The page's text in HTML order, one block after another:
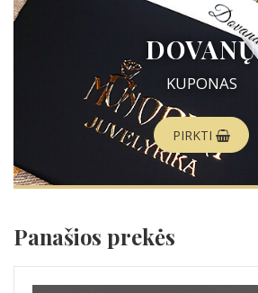
DOVANŲ
KUPONAS
PIRKTI
Panašios prekės